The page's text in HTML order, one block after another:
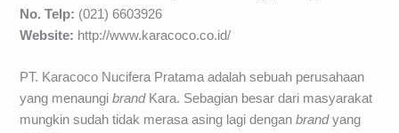
No. Telp: (021) 6603926
Website: http://www.karacoco.co.id/
PT. Karacoco Nucifera Pratama adalah sebuah perusahaan
yang menaungibrand Kara. Sebagian besar dari masyarakat
mungkin sudah tidak merasa asing lagi denganbrandyang